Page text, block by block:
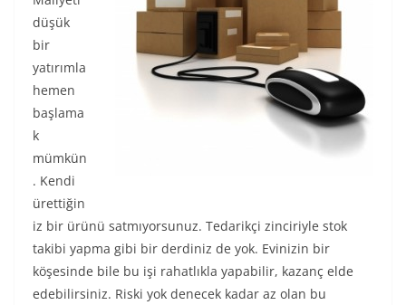
düşük
bir
yatırımla
hemen
başlama
k
mümkün
. Kendi
ürettiğin
iz bir ürünü satmıyorsunuz. Tedarikçi zinciriyle stok
takibi yapma gibi bir derdiniz de yok. Evinizin bir
köşesinde bile bu işi rahatlıkla yapabilir, kazanç elde
edebilirsiniz. Riski yok denecek kadar az olan bu